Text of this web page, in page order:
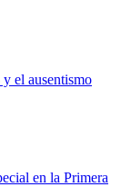
el ausentismo
en la Primera